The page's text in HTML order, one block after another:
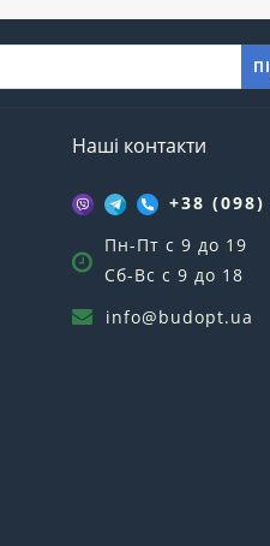
Наші контакти
+38 (098)
Пн-Пт с 9 до 19
Сб-Вс с 9 до 18
info@budopt.ua